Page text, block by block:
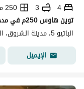
4
3
250 متر مربع
الباتيو 5، مدينة الشروق، القاهرة
الإيميل